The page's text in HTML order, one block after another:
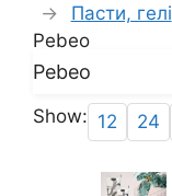
→
Пасти, гелі
Pebeo
Pebeo
Show: 12 24